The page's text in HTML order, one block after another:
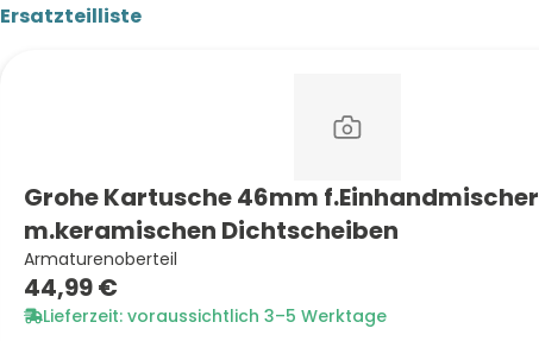
Ersatzteilliste
Grohe Kartusche 46mm f.Einhandmischer
m.keramischen Dichtscheiben
Armaturenoberteil
44,99 €
Lieferzeit: voraussichtlich 3–5 Werktage